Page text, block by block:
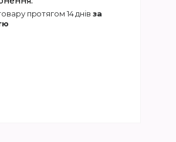
протягом 14 днів за